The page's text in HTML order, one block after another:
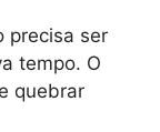
precisa ser
tempo. O
quebrar